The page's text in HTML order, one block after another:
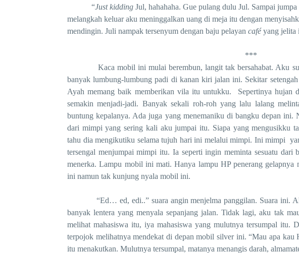
“Just kidding Jul, hahahaha. Gue pulang dulu Jul. Sampai
melangkah keluar aku meninggalkan uang di meja itu dengan
mendingin. Juli nampak tersenyum dengan baju pelayan caféyang jelita
***
Kaca mobil ini mulai berembun, langit tak bersahabat. Aku
banyak lumbung-lumbung padi di kanan kiri jalan ini. Sekitar
Ayah memang baik memberikan vila itu untukku. Sepertinya hujan
semakin menjadi-jadi. Banyak sekali roh-roh yang lalu lalang
buntung kepalanya. Ada juga yang menemaniku di bangku depan ini.
dari mimpi yang sering kali aku jumpai itu. Siapa yang mengusikku
tahu dia mengikutiku selama tujuh hari ini melalui mimpi. Ini mimpi
tersengal menjumpai mimpi itu. Ia seperti ingin meminta sesuatu
menerka. Lampu mobil ini mati. Hanya lampu HP penerang
ini namun tak kunjung nyala mobil ini.
“Ed… ed, edi..” suara angin menjelma panggilan. Suara ini.
banyak lentera yang menyala sepanjang jalan. Tidak lagi, aku tak
melihat mahasiswa itu, iya mahasiswa yang mulutnya tersumpal itu.
terpojok melihatnya mendekat di depan mobil silver ini. “Mau apa kau
itu menakutkan. Mulutnya tersumpal, matanya menangis darah,